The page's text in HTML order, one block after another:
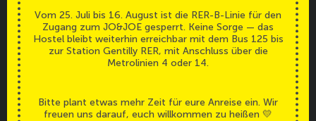
Legals
Barrierefreiheit
Vom 25. Juli bis 16. August ist die RER-B-Linie für den
Zugang zum JO&JOE gesperrt. Keine Sorge — das
Hostel bleibt weiterhin erreichbar mit dem Bus 125 bis
zur Station Gentilly RER, mit Anschluss über die
Metrolinien 4 oder 14.
Bitte plant etwas mehr Zeit für eure Anreise ein. Wir
freuen uns darauf, euch willkommen zu heißen 💛